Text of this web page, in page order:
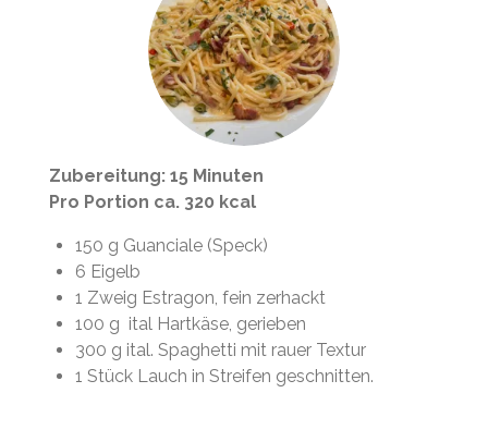
Zubereitung: 15 Minuten
Pro Portion ca. 320 kcal
150 g Guanciale (Speck)
6 Eigelb
1 Zweig Estragon, fein zerhackt
100 g ital Hartkäse, gerieben
300 g ital. Spaghetti mit rauer Textur
1 Stück Lauch in Streifen geschnitten.